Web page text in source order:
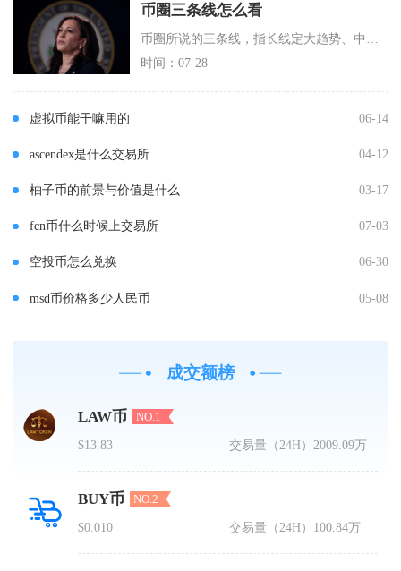
币圈三条线怎么看
时间：07-28
虚拟币能干嘛用的 06-14
ascendex是什么交易所 04-12
柚子币的前景与价值是什么 03-17
fcn币什么时候上交易所 07-03
空投币怎么兑换 06-30
msd币价格多少人民币 05-08
成交额榜
LAW币 NO.1
$13.83 交易量（24H） 2009.09万
BUY币 NO.2
$0.010 交易量（24H） 100.84万